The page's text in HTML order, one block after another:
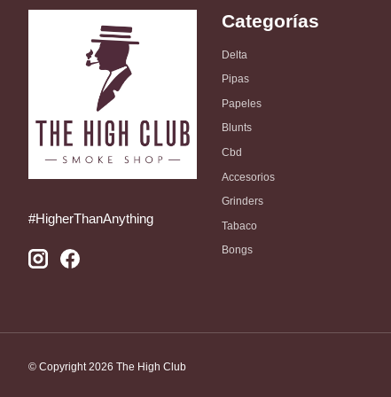
#HigherThanAnything
Categorías
Delta
Pipas
Papeles
Blunts
Cbd
Accesorios
Grinders
Tabaco
Bongs
© Copyright 2026 The High Club